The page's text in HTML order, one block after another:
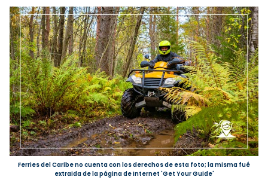
Ferries del Caribe no cuenta con los derechos de esta foto; la misma fué
extraida de la página de Internet 'Get Your Guide'